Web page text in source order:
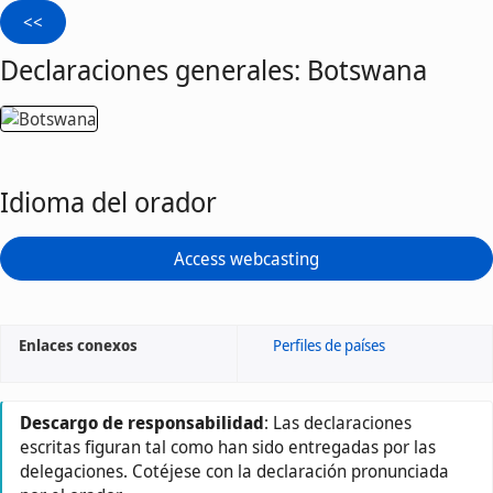
Declaraciones generales: Botswana
Idioma del orador
Access webcasting
Enlaces conexos Perfiles de países
Descargo de responsabilidad: Las declaraciones
escritas figuran tal como han sido entregadas por las
delegaciones. Cotéjese con la declaración pronunciada